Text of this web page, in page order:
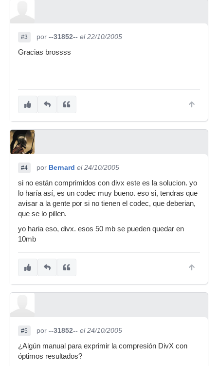
#3 por --31852-- el 22/10/2005
Gracias brossss
#4 por Bernard el 24/10/2005
si no están comprimidos con divx este es la solucion. yo
lo haría así, es un codec muy bueno. eso si, tendras que
avisar a la gente por si no tienen el codec, que deberian,
que se lo pillen.
yo haria eso, divx. esos 50 mb se pueden quedar en
10mb
#5 por --31852-- el 24/10/2005
¿Algún manual para exprimir la compresión DivX con
óptimos resultados?